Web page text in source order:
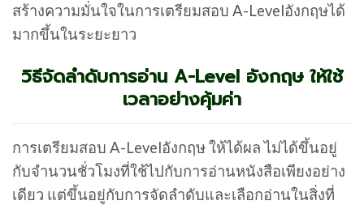
สร้างความมั่นใจในการเตรียมสอบ A-Levelอังกฤษได้
มากขึ้นในระยะยาว
วิธีจัดลำดับการอ่าน A-Level อังกฤษ ให้ใช้
เวลาอย่างคุ้มค่า
การเตรียมสอบ A-Levelอังกฤษ ให้ได้ผล ไม่ได้ขึ้นอยู่
กับจำนวนชั่วโมงที่ใช้ไปกับการอ่านหนังสือเพียงอย่าง
เดียว แต่ขึ้นอยู่กับการจัดลำดับและเลือกอ่านในสิ่งที่